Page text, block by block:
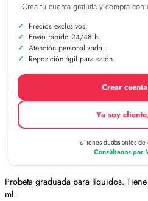
Crea tu cuenta gratuita y compra
Precios exclusivos.
Envío rápido 24/48 h.
Atención personalizada.
Reposición ágil para salón.
Crear
Ya soy
¿Tienes dudas antes
Consúltanos por
Probeta graduada para líquidos.
ml.